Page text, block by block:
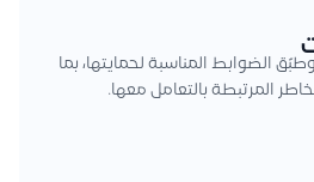
الضوابط المناسبة لحمايتها، بما
المرتبطة بالتعامل معها.